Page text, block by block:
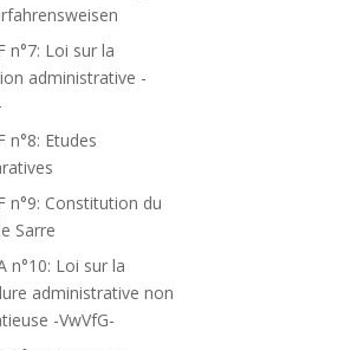
n°7: Loi sur la
administrative -
n°8: Etudes
n°9: Constitution du
Sarre
n°10: Loi sur la
administrative non
-VwVfG-